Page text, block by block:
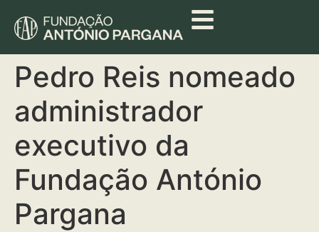
Pedro Reis nomeado
administrador
executivo da
Fundação António
Pargana